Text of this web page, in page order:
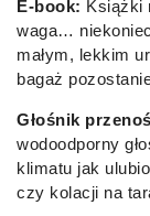
E-book: Książki
waga…
małym, lekkim
bagaż
Głośnik
wodoodporny
klimatu jak
czy kolacji na